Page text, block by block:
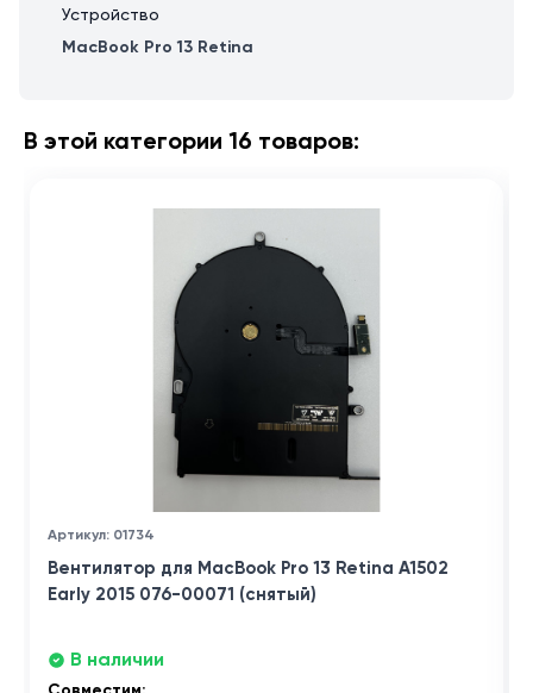
Устройство
MacBook Pro 13 Retina
В этой категории 16 товаров:
Артикул: 01734
Вентилятор для MacBook Pro 13 Retina A1502
Early 2015 076-00071 (снятый)
В наличии